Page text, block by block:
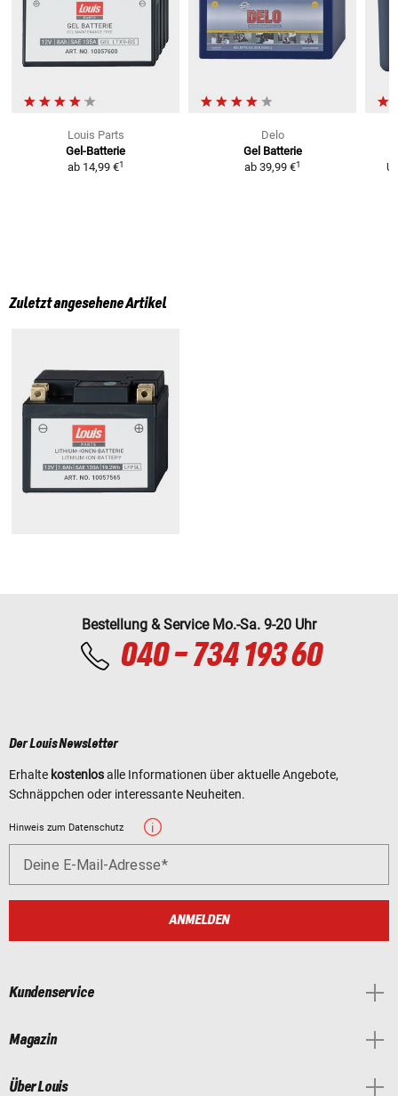
Louis Parts
Gel-Batterie
ab 14,99 €1
Delo
Gel Batterie
ab 39,99 €1
Zuletzt angesehene Artikel
Bestellung & Service Mo.-Sa. 9-20 Uhr
040 - 734 193 60
Der Louis Newsletter
Erhalte kostenlosalle Informationen über aktuelle Angebote,
Schnäppchen oder interessante Neuheiten.
Hinweis zum Datenschutz
Deine E-Mail-Adresse
ANMELDEN
Kundenservice
Magazin
Über Louis